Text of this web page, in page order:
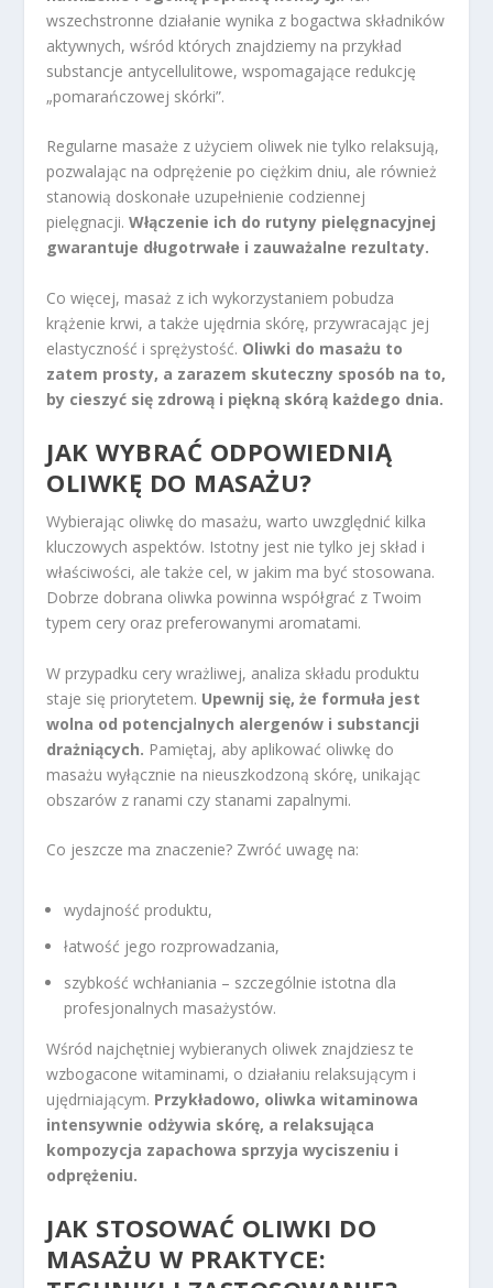
wszechstronne działanie wynika z bogactwa składników
aktywnych, wśród których znajdziemy na przykład
substancje antycellulitowe, wspomagające redukcję
„pomarańczowej skórki”.
Regularne masaże z użyciem oliwek nie tylko relaksują,
pozwalając na odprężenie po ciężkim dniu, ale również
stanowią doskonałe uzupełnienie codziennej
pielęgnacji.Włączenie ich do rutyny pielęgnacyjnej
gwarantuje długotrwałe i zauważalne rezultaty.
Co więcej, masaż z ich wykorzystaniem pobudza
krążenie krwi, a także ujędrnia skórę, przywracając jej
elastyczność i sprężystość. Oliwki do masażu to
zatem prosty, a zarazem skuteczny sposób na to,
by cieszyć się zdrową i piękną skórą każdego dnia.
JAK WYBRAĆ ODPOWIEDNIĄ
OLIWKĘ DO MASAŻU?
Wybierając oliwkę do masażu, warto uwzględnić kilka
kluczowych aspektów. Istotny jest nie tylko jej skład i
właściwości, ale także cel, w jakim ma być stosowana.
Dobrze dobrana oliwka powinna współgrać z Twoim
typem cery oraz preferowanymi aromatami.
W przypadku cery wrażliwej, analiza składu produktu
staje się priorytetem. Upewnij się, że formuła jest
wolna od potencjalnych alergenów i substancji
drażniących. Pamiętaj, aby aplikować oliwkę do
masażu wyłącznie na nieuszkodzoną skórę, unikając
obszarów z ranami czy stanami zapalnymi.
Co jeszcze ma znaczenie? Zwróć uwagę na:
wydajność produktu,
łatwość jego rozprowadzania,
szybkość wchłaniania – szczególnie istotna dla
profesjonalnych masażystów.
Wśród najchętniej wybieranych oliwek znajdziesz te
wzbogacone witaminami, o działaniu relaksującym i
ujędrniającym. Przykładowo, oliwka witaminowa
intensywnie odżywia skórę, a relaksująca
kompozycja zapachowa sprzyja wyciszeniu i
odprężeniu.
JAK STOSOWAĆ OLIWKI DO
MASAŻU W PRAKTYCE: